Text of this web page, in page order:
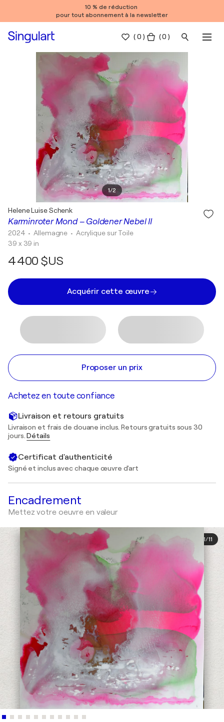
10 % de réduction
pour tout abonnement à la newsletter
(0 ) ( 0 )
1/2
Karminroter Mond – Goldener Nebel II
Helene Luise Schenk
2024 • Allemagne • Acrylique sur Toile
39 x 39 in
4 400 $US
Acquérir cette œuvre
Proposer un prix
Achetez en toute confiance
Livraison et retours gratuits
Livraison et frais de douane inclus. Retours gratuits sous 30
jours.Détails
Certificat d'authenticité
Signé et inclus avec chaque œuvre d'art
Encadrement
Mettez votre oeuvre en valeur
1/11